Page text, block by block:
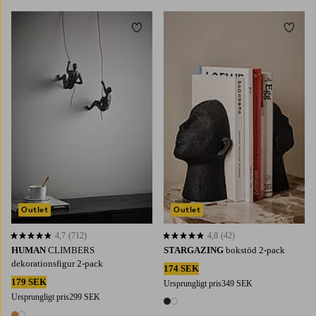
HUMAN CLIMBERS
dekorationsfigur 2-pack
179 SEK
Ursprungligt pris299 SEK
4,7 baserat på 712 st betyg
4,7 (712)
Outlet
Lägg till i favoriter
STARGAZING bokstöd 2-pack
174 SEK
Ursprungligt pris349 SEK
2 färger
4,8 baserat på 42 st betyg
4,8 (42)
Outlet
Lägg